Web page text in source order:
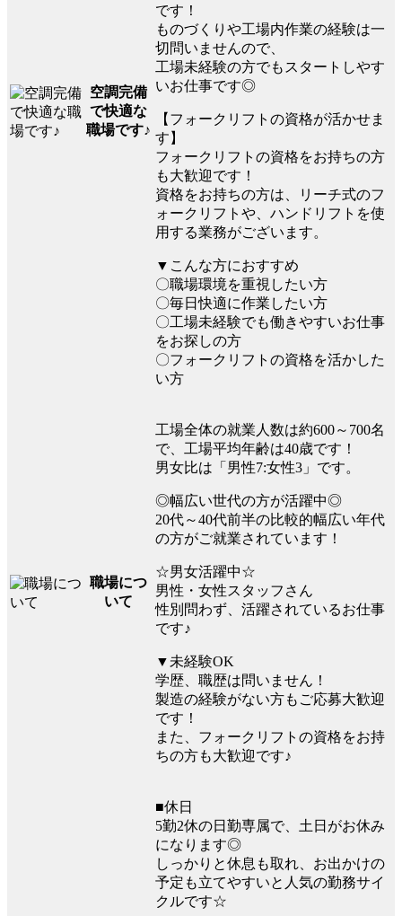
空調完備
で快適な
職場です♪
です！
ものづくりや工場内作業の経験は一
切問いませんので、
工場未経験の方でもスタートしやす
いお仕事です◎
【フォークリフトの資格が活かせま
す】
フォークリフトの資格をお持ちの方
も大歓迎です！
資格をお持ちの方は、リーチ式のフ
ォークリフトや、ハンドリフトを使
用する業務がございます。
▼こんな方におすすめ
〇職場環境を重視したい方
〇毎日快適に作業したい方
〇工場未経験でも働きやすいお仕事
をお探しの方
〇フォークリフトの資格を活かした
い方
職場につ
いて
工場全体の就業人数は約600～700名
で、工場平均年齢は40歳です！
男女比は「男性7:女性3」です。
◎幅広い世代の方が活躍中◎
20代～40代前半の比較的幅広い年代
の方がご就業されています！
☆男女活躍中☆
男性・女性スタッフさん
性別問わず、活躍されているお仕事
です♪
▼未経験OK
学歴、職歴は問いません！
製造の経験がない方もご応募大歓迎
です！
また、フォークリフトの資格をお持
ちの方も大歓迎です♪
■休日
5勤2休の日勤専属で、土日がお休み
になります◎
しっかりと休息も取れ、お出かけの
予定も立てやすいと人気の勤務サイ
クルです☆